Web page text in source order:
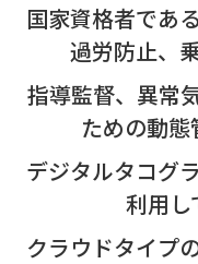
国家資格者であ
過労防止、
指導監督、異常
ための動
デジタルタコグ
利用し
クラウドタイプ